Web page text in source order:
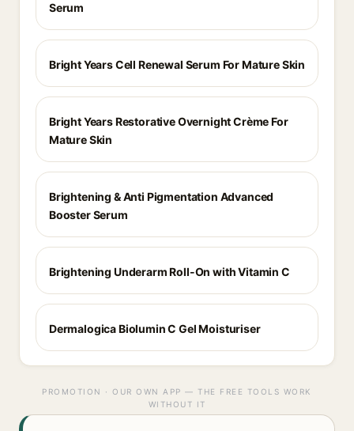
Serum
Bright Years Cell Renewal Serum For Mature Skin
Bright Years Restorative Overnight Crème For
Mature Skin
Brightening & Anti Pigmentation Advanced
Booster Serum
Brightening Underarm Roll-On with Vitamin C
Dermalogica Biolumin C Gel Moisturiser
PROMOTION · OUR OWN APP — THE FREE TOOLS WORK
WITHOUT IT